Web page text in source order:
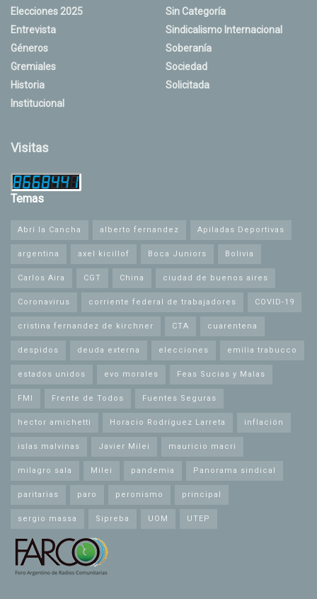
Elecciones 2025
Entrevista
Géneros
Gremiales
Historia
Institucional
Sin Categoría
Sindicalismo Internacional
Soberanía
Sociedad
Solicitada
Visitas
Temas
Abrí la Cancha alberto fernandez Apiladas Deportivas
argentina axel kicillof Boca Juniors Bolivia
Carlos Aira CGT China ciudad de buenos aires
Coronavirus corriente federal de trabajadores COVID-19
cristina fernandez de kirchner CTA cuarentena
despidos deuda externa elecciones emilia trabucco
estados unidos evo morales Feas Sucias y Malas
FMI Frente de Todos Fuentes Seguras
hector amichetti Horacio Rodríguez Larreta inflación
islas malvinas Javier Milei mauricio macri
milagro sala Milei pandemia Panorama sindical
paritarias paro peronismo principal
sergio massa Sipreba UOM UTEP